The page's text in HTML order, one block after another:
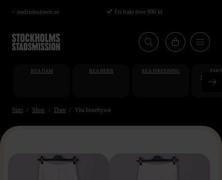
Hoppa
till
huvudinnehåll
< stadsmissionen.se Fri frakt över 990 kr
REA DAM REA HERR REA INREDNING
Start Shop Dam Vita linnebyxor